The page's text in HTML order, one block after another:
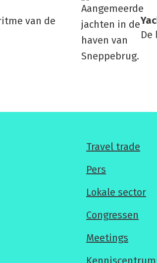
van de
De
Voor
professionals
Travel trade
Pers
Lokale sector
Congressen
Meetings
Kenniscentrum